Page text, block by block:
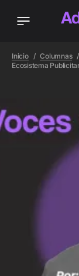
Inicio Columnas
Ecosistema